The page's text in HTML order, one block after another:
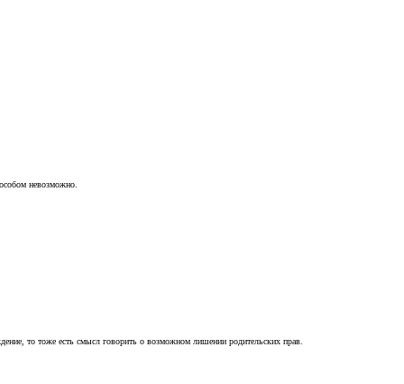
невозможно.
то тоже есть смысл говорить о возможном лишении родительских прав.